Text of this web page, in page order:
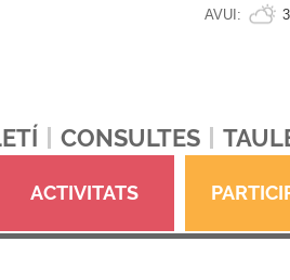
AVUI:
CONSULTES
ACTIVITATS